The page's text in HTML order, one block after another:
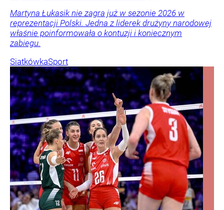
Martyna Łukasik nie zagra już w sezonie 2026 w
reprezentacji Polski. Jedna z liderek drużyny narodowej
właśnie poinformowała o kontuzji i koniecznym
zabiegu.
SiatkówkaSport